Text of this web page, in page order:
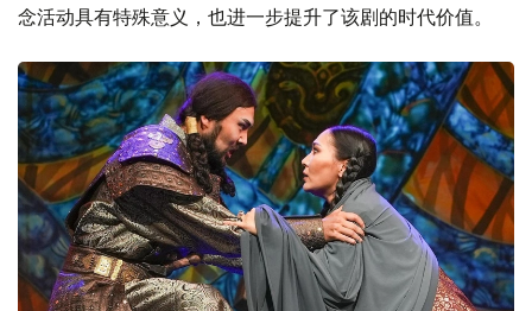
念活动具有特殊意义，也进一步提升了该剧的时代价值。